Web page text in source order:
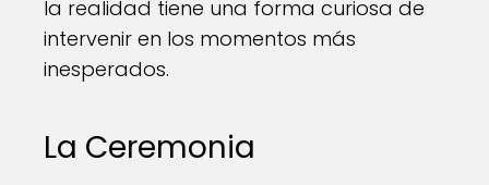
la realidad tiene una forma curiosa de
intervenir en los momentos más
inesperados.
La Ceremonia